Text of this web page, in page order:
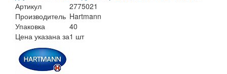
Артикул
2775021
Производитель Hartmann
Упаковка
40
Цена указана за1 шт